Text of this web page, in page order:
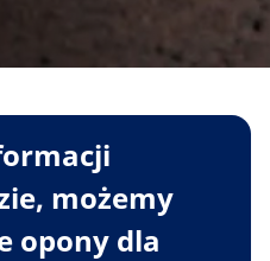
możemy
opony dla